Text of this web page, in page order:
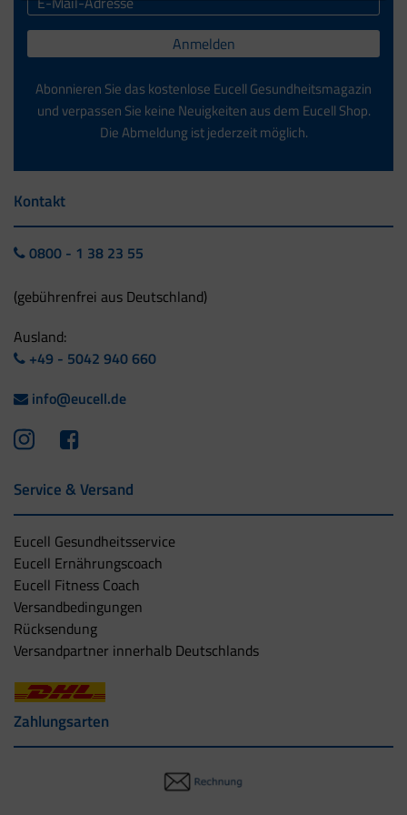
Anmelden
Abonnieren Sie das kostenlose Eucell Gesundheitsmagazin
und verpassen Sie keine Neuigkeiten aus dem Eucell Shop.
Die Abmeldung ist jederzeit möglich.
Kontakt
0800 - 1 38 23 55
(gebührenfrei aus Deutschland)
Ausland:
+49 - 5042 940 660
info@eucell.de
Service & Versand
Eucell Gesundheitsservice
Eucell Ernährungscoach
Eucell Fitness Coach
Versandbedingungen
Rücksendung
Versandpartner innerhalb Deutschlands
Zahlungsarten